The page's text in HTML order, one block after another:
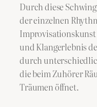
Durch diese
der einzelnen
und Klangerlebnis
durch
die beim Zuhörer
Träumen öffnet.